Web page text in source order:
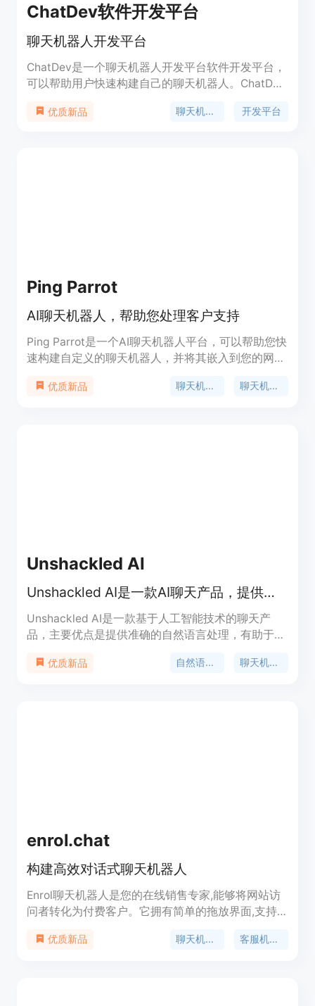
ChatDev软件开发平台
聊天机器人开发平台
ChatDev是一个聊天机器人开发平台软件开发平台，
可以帮助用户快速构建自己的聊天机器人。ChatDev
言支持、API集成等，帮助用户轻松实现聊天机器人
优质新品 聊天机器人 开发平台
Ping Parrot
AI聊天机器人，帮助您处理客户支持
Ping Parrot是一个AI聊天机器人平台，可以帮助您快
速构建自定义的聊天机器人，并将其嵌入到您的网站
机器人可以根据您的数据进行训练，学习并提供最佳
优质新品 聊天机器人 聊天机器人API
Unshackled AI
Unshackled AI是一款AI聊天产品，提供强大的自然语言处理功能。
Unshackled AI是一款基于人工智能技术的聊天产
品，主要优点是提供准确的自然语言处理，有助于用
收取费用。
优质新品 自然语言处理 聊天机器人
enrol.chat
构建高效对话式聊天机器人
Enrol聊天机器人是您的在线销售专家,能够将网站访
问者转化为付费客户。它拥有简单的拖放界面,支持
Messenger以及Telegram进行全方位沟通,实现24小
优质新品 聊天机器人 客服机器人